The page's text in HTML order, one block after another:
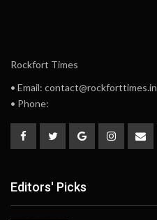
Rockfort Times
• Email: contact@rockforttimes.in
• Phone:
Editors' Picks